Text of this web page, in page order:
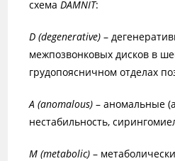
схемаDAMNIT:
D (degenerative) –
межпозвонковых дисков в
грудопоясничном отделах
А (anomalous) – аномальные
нестабильность,
М (metabolic) –